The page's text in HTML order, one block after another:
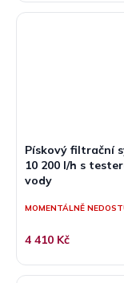
Pískový filtrační
10 200 l/h s
vody
MOMENTÁLNĚ
4 410 Kč